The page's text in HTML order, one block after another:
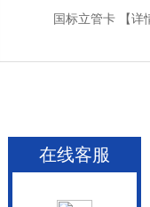
国标立管卡 【详
在线客服